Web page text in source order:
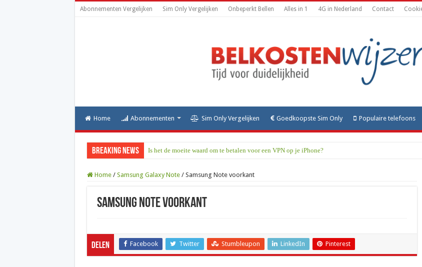
Abonnementen Vergelijken Sim Only Vergelijken Onbeperkt Bellen Alles in 1 4G in Nederland Contact
Home Abonnementen Sim Only Vergelijken Goedkoopste Sim Only Populaire telefoons
Breaking News Is het de moeite waard om te betalen voor een VPN op je iPhone?
Home / Samsung Galaxy Note / Samsung Note voorkant
Samsung Note voorkant
Delen Facebook Twitter Stumbleupon LinkedIn Pinterest